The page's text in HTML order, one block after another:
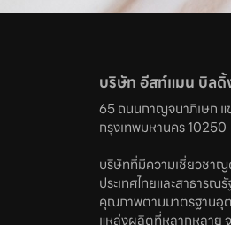
บริษัท อีสท์แมน บิลดิ้
65 ถนนกาญจนาภิเษก แ
กรุงเทพมหานคร 10250
บริษัทที่มีความเชี่ยวชาญ
ประเทศไทยและสาธารณ
คุณภาพตามมาตรฐานอุ
แหล่งผลิตที่หลากหลาย จ